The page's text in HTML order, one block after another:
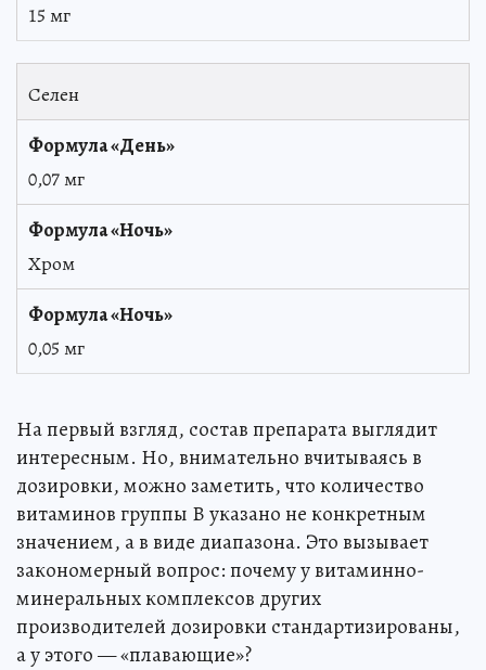
15 мг
Селен
0,07 мг
Хром
0,05 мг
На первый взгляд, состав препарата выглядит
интересным. Но, внимательно вчитываясь в
дозировки, можно заметить, что количество
витаминов группы В указано не конкретным
значением, а в виде диапазона. Это вызывает
закономерный вопрос: почему у витаминно-
минеральных комплексов других
производителей дозировки стандартизированы,
а у этого — «плавающие»?